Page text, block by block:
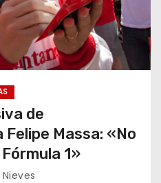
de
Massa: «No
1»